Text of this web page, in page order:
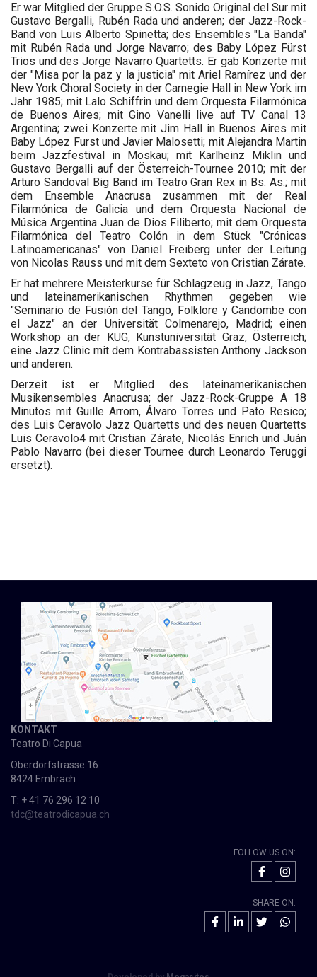
Er war Mitglied der Gruppe S.O.S. Sonido Original del Sur mit
Gustavo Bergalli, Rubén Rada und anderen; der Jazz-Rock-
Band von Luis Alberto Spinetta; des Ensembles "La Banda"
mit Rubén Rada und Jorge Navarro; des Baby López Fürst
Trios und des Jorge Navarro Quartetts. Er gab Konzerte mit
der "Misa por la paz y la justicia" mit Ariel Ramírez und der
New York Choral Society in der Carnegie Hall in New York im
Jahr 1985; mit Lalo Schiffrin und dem Orquesta Filarmónica
de Buenos Aires; mit Gino Vanelli live auf TV Canal 13
Argentina; zwei Konzerte mit Jim Hall in Buenos Aires mit
Baby López Furst und Javier Malosetti; mit Alejandra Martin
beim Jazzfestival in Moskau; mit Karlheinz Miklin und
Gustavo Bergalli auf der Österreich-Tournee 2010; mit der
Arturo Sandoval Big Band im Teatro Gran Rex in Bs. As.; mit
dem Ensemble Anacrusa zusammen mit der Real
Filarmónica de Galicia und dem Orquesta Nacional de
Música Argentina Juan de Dios Filiberto; mit dem Orquesta
Filarmónica del Teatro Colón in dem Stück "Crónicas
Latinoamericanas" von Daniel Freiberg unter der Leitung
von Nicolas Rauss und mit dem Sexteto von Cristian Zárate.
Er hat mehrere Meisterkurse für Schlagzeug in Jazz, Tango
und lateinamerikanischen Rhythmen gegeben wie
"Seminario de Fusión del Tango, Folklore y Candombe con
el Jazz" an der Universität Colmenarejo, Madrid; einen
Workshop an der KUG, Kunstuniversität Graz, Österreich;
eine Jazz Clinic mit dem Kontrabassisten Anthony Jackson
und anderen.
Derzeit ist er Mitglied des lateinamerikanischen
Musikensembles Anacrusa; der Jazz-Rock-Gruppe A 18
Minutos mit Guille Arrom, Álvaro Torres und Pato Resico;
des Luis Ceravolo Jazz Quartetts und des neuen Quartetts
Luis Ceravolo4 mit Cristian Zárate, Nicolás Enrich und Juán
Pablo Navarro (bei dieser Tournee durch Leonardo Teruggi
ersetzt).
KONTAKT
Teatro Di Capua
Oberdorfstrasse 16
8424 Embrach
T: + 41 76 296 12 10
tdc@teatrodicapua.ch
FOLLOW US ON:
SHARE ON: